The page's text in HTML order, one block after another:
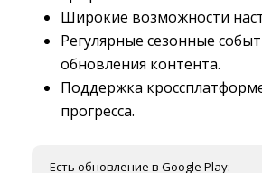
Широкие возможности
Регулярные сезонные
обновления контента.
Поддержка
прогресса.
Есть обновление в Google Play: